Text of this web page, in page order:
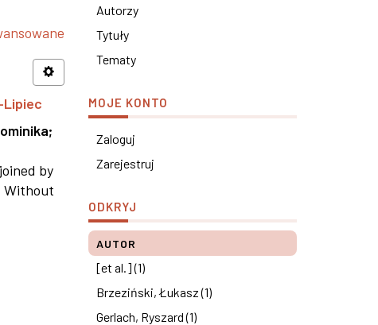
Lipiec
;
by
Without
Autorzy
Tytuły
Tematy
MOJE KONTO
Zaloguj
Zarejestruj
ODKRYJ
AUTOR
[et al.] (1)
Brzeziński, Łukasz (1)
Gerlach, Ryszard (1)